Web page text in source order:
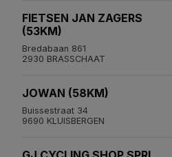
FIETSEN JAN ZAGERS
(53KM)
Bredabaan 861
2930 BRASSCHAAT
JOWAN (58KM)
Buissestraat 34
9690 KLUISBERGEN